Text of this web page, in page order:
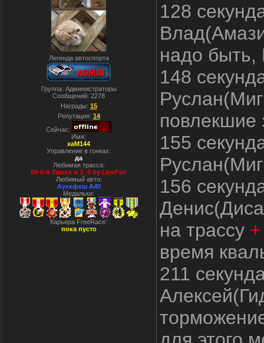
Легенда автоспорта
Группа: Администраторы
Сообщений: 2278
Награды: 15
Репутация: 14
Сейчас:
Имя:
xaM144
Управление в гонках:
да
Любимая трасса:
69-6-6-Tracks v. 2_0 by LkwFan
Любимый авто:
Ауккфкш А40
Медальки:
Карьера FreeRace:
пока пусто
128
надо быть,
148
повлекшие
155
156
на трассу
время
211